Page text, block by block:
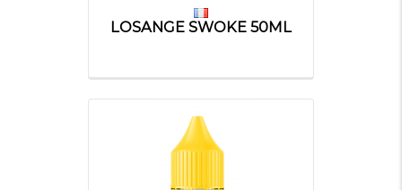
LOSANGE SWOKE 50ML